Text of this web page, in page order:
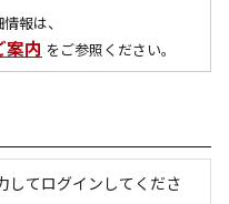
報は、
案内 をご参照ください。
してログインしてくださ